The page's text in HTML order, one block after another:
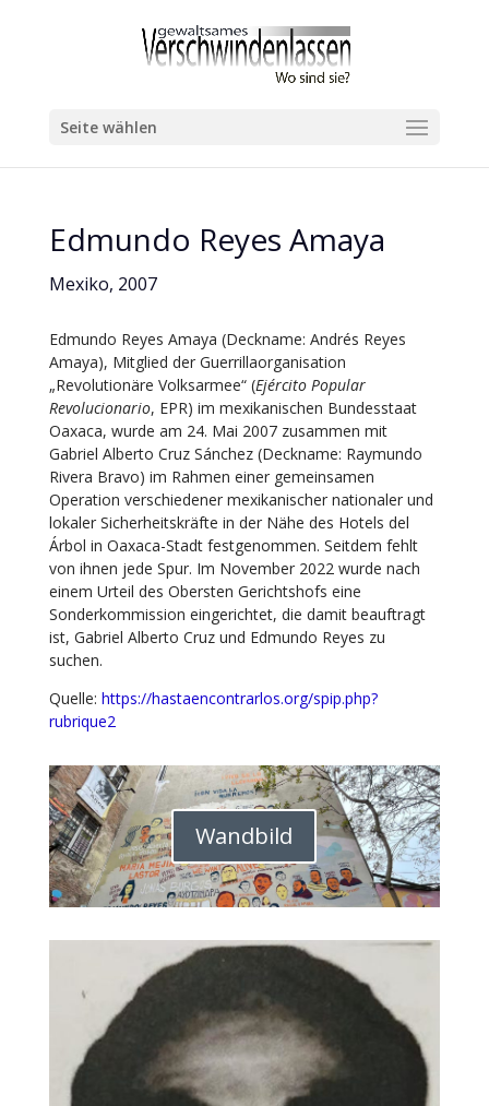
Seite wählen
Edmundo Reyes Amaya
Mexiko, 2007
Edmundo Reyes Amaya (Deckname: Andrés Reyes
Amaya), Mitglied der Guerrillaorganisation
„Revolutionäre Volksarmee“ (Ejército Popular
Revolucionario, EPR) im mexikanischen Bundesstaat
Oaxaca, wurde am 24. Mai 2007 zusammen mit
Gabriel Alberto Cruz Sánchez (Deckname: Raymundo
Rivera Bravo) im Rahmen einer gemeinsamen
Operation verschiedener mexikanischer nationaler und
lokaler Sicherheitskräfte in der Nähe des Hotels del
Árbol in Oaxaca-Stadt festgenommen. Seitdem fehlt
von ihnen jede Spur. Im November 2022 wurde nach
einem Urteil des Obersten Gerichtshofs eine
Sonderkommission eingerichtet, die damit beauftragt
ist, Gabriel Alberto Cruz und Edmundo Reyes zu
suchen.
Quelle: https://hastaencontrarlos.org/spip.php?
rubrique2
Wandbild